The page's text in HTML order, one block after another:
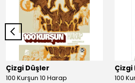
Çizgi Düşler
100 Kurşun 10 Harap
Çizgi
100